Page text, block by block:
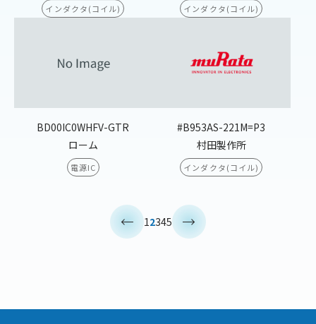
インダクタ(コイル) インダクタ(コイル)
BD00IC0WHFV-GTR
ローム
電源IC
#B953AS-221M=P3
村田製作所
インダクタ(コイル)
12345